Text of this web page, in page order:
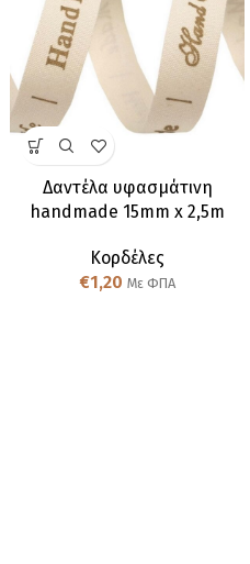
Δαντέλα υφασμάτινη
handmade 15mm x 2,5m
Κορδέλες
€1,20 Με ΦΠΑ